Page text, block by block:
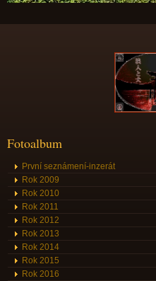
Fotoalbum
První seznámení-inzerát
Rok 2009
Rok 2010
Rok 2011
Rok 2012
Rok 2013
Rok 2014
Rok 2015
Rok 2016